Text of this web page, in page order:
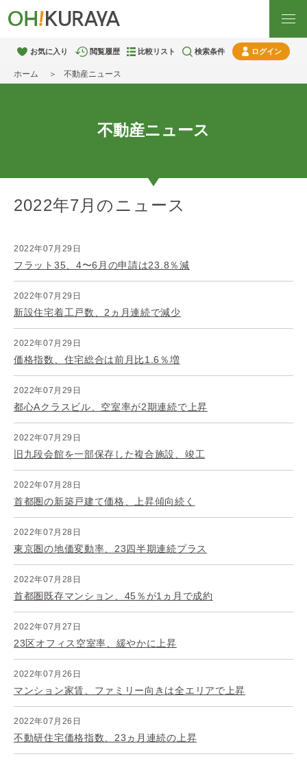
お気に入り 閲覧履歴 比較リスト 検索条件 ログイン
ホーム 不動産ニュース
不動産ニュース
2022年7月のニュース
2022年07月29日
フラット35、4〜6月の申請は23.8％減
2022年07月29日
新設住宅着工戸数、2ヵ月連続で減少
2022年07月29日
価格指数、住宅総合は前月比1.6％増
2022年07月29日
都心Aクラスビル、空室率が2期連続で上昇
2022年07月29日
旧九段会館を一部保存した複合施設、竣工
2022年07月28日
首都圏の新築戸建て価格、上昇傾向続く
2022年07月28日
東京圏の地価変動率、23四半期連続プラス
2022年07月28日
首都圏既存マンション、45％が1ヵ月で成約
2022年07月27日
23区オフィス空室率、緩やかに上昇
2022年07月26日
マンション家賃、ファミリー向きは全エリアで上昇
2022年07月26日
不動研住宅価格指数、23ヵ月連続の上昇